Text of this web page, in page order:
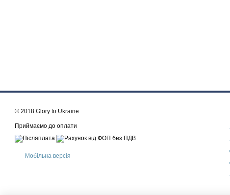
© 2018 Glory to Ukraine
Приймаємо до оплати
Мобільна версія